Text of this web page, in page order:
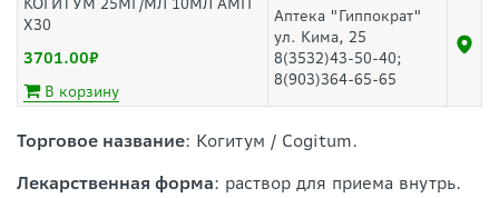
КОГИТУМ 25МГ/МЛ 10МЛ АМП
Х30
3701.00
В корзину
Аптека "Гиппократ"
ул. Кима, 25
8(3532)43-50-40;
8(903)364-65-65
Торговое название: Когитум / Cogitum.
Лекарственная форма: раствор для приема внутрь.